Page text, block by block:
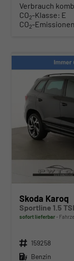
Verbrauch
CO2-Klasse: E
CO2-
Skoda Karoq
sofort lieferbar
Fahrzeugnr. 159258
Kraftstoff Benzin